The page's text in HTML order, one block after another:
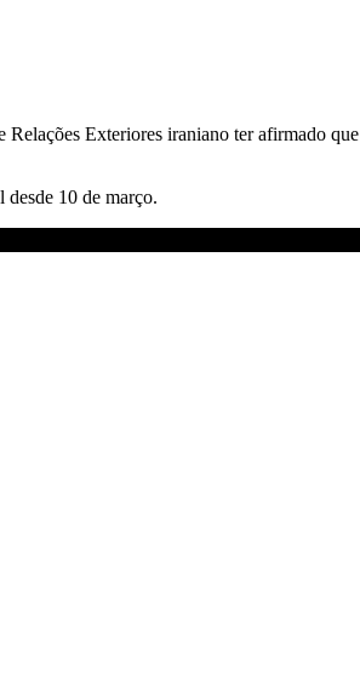
Relações Exteriores iraniano ter afirmado que
10 de março.